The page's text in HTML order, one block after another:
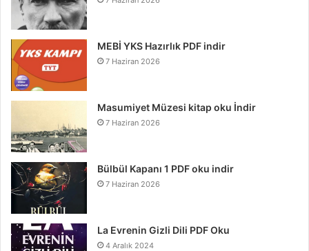
MEBİ YKS Hazırlık PDF indir
7 Haziran 2026
Masumiyet Müzesi kitap oku İndir
7 Haziran 2026
Bülbül Kapanı 1 PDF oku indir
7 Haziran 2026
La Evrenin Gizli Dili PDF Oku
4 Aralık 2024